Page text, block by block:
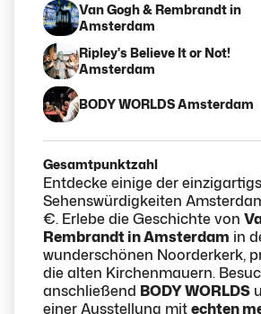
Entdecke einige der
Sehenswürdigkeiten
€. Erlebe die Geschichte von
Rembrandt in Amsterdam in
wunderschönen Noorderkerk,
die alten Kirchenmauern.
anschließend BODY WORLDS
einer Ausstellung mitechten
Van Gogh & Rembrandt in
Amsterdam
Ripley's Believe It or Not!
Amsterdam
BODY WORLDS Amsterdam
Gesamtpunktzahl